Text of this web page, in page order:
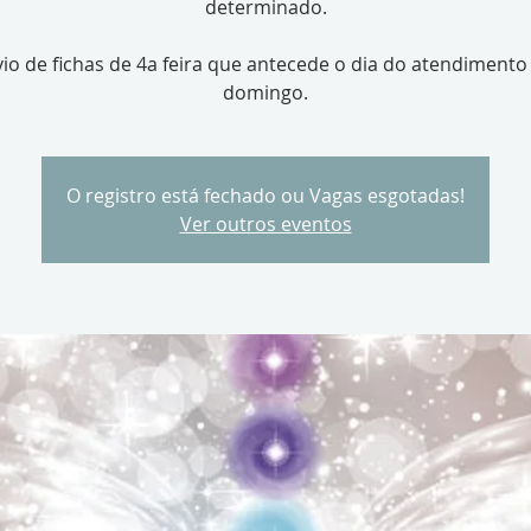
determinado.
de fichas de 4a feira que antecede o dia do
domingo.
O registro está fechado ou Vagas esgotadas!
Ver outros eventos